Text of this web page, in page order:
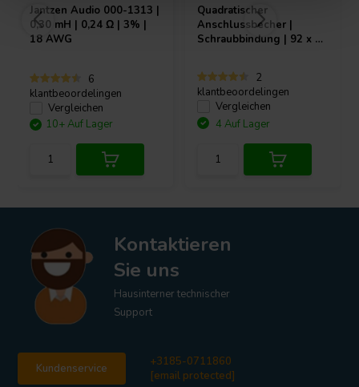
Jantzen Audio 000-1313 |
0,30 mH | 0,24 Ω | 3% |
18 AWG
6
klantbeoordelingen
Vergleichen
10+ Auf Lager
Quadratischer
Anschlussbecher |
Schraubbindung | 92 x 79
2
klantbeoordelingen
Vergleichen
4 Auf Lager
Kontaktieren
Sie uns
Hausinterner technischer
Support
Kundenservice
+3185-0711860
[email protected]